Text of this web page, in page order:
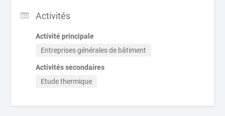
Activités
Activité principale
Entreprises générales de bâtiment
Activités secondaires
Etude thermique